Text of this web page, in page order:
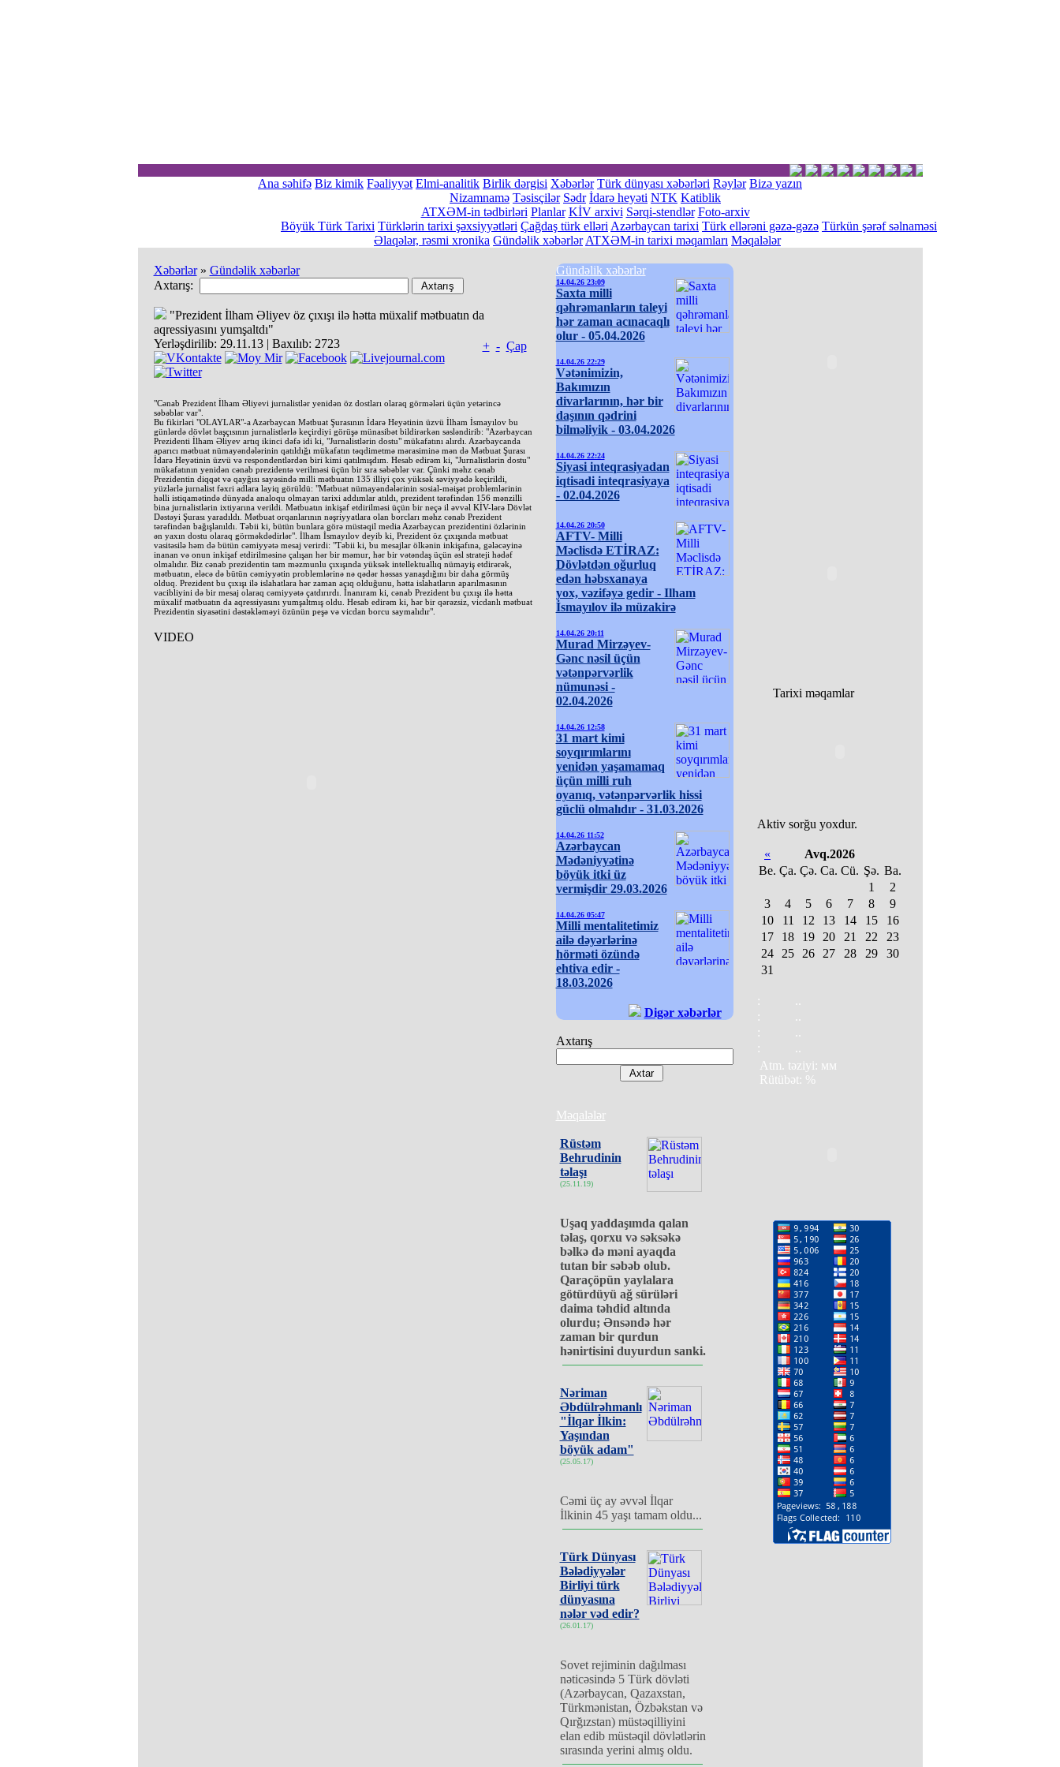
Ana səhifə Biz kimik Fəaliyyət Elmi-analitik Birlik dərgisi Xəbərlər Türk dünyası xəbərləri Rəylər Bizə yazın
Nizamnamə Təsisçilər Sədr İdarə heyəti NTK Katiblik
ATXƏM-in tədbirləri Planlar KİV arxivi Sərqi-stendlər Foto-arxiv
Böyük Türk Tarixi Türklərin tarixi şəxsiyyətləri Çağdaş türk elləri Azərbaycan tarixi Türk ellərəni gəzə-gəzə Türkün şərəf səlnaməsi
Əlaqələr, rəsmi xronika Gündəlik xəbərlər ATXƏM-in tarixi məqamları Məqalələr
Xəbərlər» Gündəlik xəbərlər
Axtarış:
"Prezident İlham Əliyev öz çıxışı ilə hətta müxalif mətbuatın da
aqressiyasını yumşaltdı"
+ - Çap
Yerləşdirilib: 29.11.13 | Baxılıb: 2723
"Cənab Prezident İlham Əliyevi jurnalistlər yenidən öz dostları olaraq görmələri üçün yetərincə
səbəblər var".
Bu fikirləri "OLAYLAR"-a Azərbaycan Mətbuat Şurasının İdarə Heyətinin üzvü İlham İsmayılov bu
günlərdə dövlət başçısının jurnalistlərlə keçirdiyi görüşə münasibət bildirərkən səsləndirib: "Azərbaycan
Prezidenti İlham Əliyev artıq ikinci dəfə idi ki, "Jurnalistlərin dostu" mükafatını alırdı. Azərbaycanda
aparıcı mətbuat nümayəndələrinin qatıldığı mükafatın təqdimetmə mərasiminə mən də Mətbuat Şurası
İdarə Heyətinin üzvü və respondentlərdən biri kimi qatılmışdım. Hesab edirəm ki, "Jurnalistlərin dostu"
mükafatının yenidən cənab prezidentə verilməsi üçün bir sıra səbəblər var. Çünki məhz cənab
Prezidentin diqqət və qayğısı sayəsində milli mətbuatın 135 illiyi çox yüksək səviyyədə keçirildi,
yüzlərlə jurnalist fəxri adlara layiq görüldü: "Mətbuat nümayəndələrinin sosial-məişət problemlərinin
həlli istiqamətində dünyada analoqu olmayan tarixi addımlar atıldı, prezident tərəfindən 156 mənzilli
bina jurnalistlərin ixtiyarına verildi. Mətbuatın inkişaf etdirilməsi üçün bir neçə il əvvəl KİV-lərə Dövlət
Dəstəyi Şurası yaradıldı. Mətbuat orqanlarının nəşriyyatlara olan borcları məhz cənab Prezident
tərəfindən bağışlanıldı. Təbii ki, bütün bunlara görə müstəqil media Azərbaycan prezidentini özlərinin
ən yaxın dostu olaraq görməkdədirlər". İlham İsmayılov deyib ki, Prezident öz çıxışında mətbuat
vasitəsilə həm də bütün cəmiyyətə mesaj verirdi: "Təbii ki, bu mesajlar ölkənin inkişafına, gələcəyinə
inanan və onun inkişaf etdirilməsinə çalışan hər bir məmur, hər bir vətəndaş üçün əsl strateji hədəf
olmalıdır. Biz cənab prezidentin tam məzmunlu çıxışında yüksək intellektuallıq nümayiş etdirərək,
mətbuatın, eləcə də bütün cəmiyyətin problemlərinə nə qədər həssas yanaşdığını bir daha görmüş
olduq. Prezident bu çıxışı ilə islahatlara hər zaman açıq olduğunu, hətta islahatların aparılmasının
vacibliyini də bir mesaj olaraq cəmiyyətə çatdırırdı. İnanıram ki, cənab Prezident bu çıxışı ilə hətta
müxalif mətbuatın da aqressiyasını yumşaltmış oldu. Hesab edirəm ki, hər bir qərəzsiz, vicdanlı mətbuat
Prezidentin siyasətini dəstəkləməyi özünün peşə və vicdan borcu saymalıdır".
VIDEO
Gündəlik xəbərlər
14.04.26 23:09
Saxta milli
qəhrəmanların taleyi
hər zaman acınacaqlı
olur - 05.04.2026
14.04.26 22:29
Vətənimizin,
Bakımızın
divarlarının, hər bir
daşının qədrini
bilməliyik - 03.04.2026
14.04.26 22:24
Siyasi inteqrasiyadan
iqtisadi inteqrasiyaya
- 02.04.2026
14.04.26 20:50
AFTV- Milli
Məclisdə ETİRAZ:
Dövlətdən oğurluq
edən həbsxanaya
yox, vəzifəyə gedir - Ilham
İsmayılov ilə müzakirə
14.04.26 20:11
Murad Mirzəyev-
Gənc nəsil üçün
vətənpərvərlik
nümunəsi -
02.04.2026
14.04.26 12:58
31 mart kimi
soyqırımlarını
yenidən yaşamamaq
üçün milli ruh
oyanıq, vətənpərvərlik hissi
güclü olmalıdır - 31.03.2026
14.04.26 11:52
Azərbaycan
Mədəniyyətinə
böyük itki üz
vermişdir 29.03.2026
14.04.26 05:47
Milli mentalitetimiz
ailə dəyərlərinə
hörməti özündə
ehtiva edir -
18.03.2026
Digər xəbərlər
Axtarış
Məqalələr
Rüstəm
Behrudinin
təlaşı
(25.11.19)
Uşaq yaddaşımda qalan
təlaş, qorxu və səksəkə
bəlkə də məni ayaqda
tutan bir səbəb olub.
Qaraçöpün yaylalara
götürdüyü ağ sürüləri
daima təhdid altında
olurdu; Ənsəndə hər
zaman bir qurdun
hənirtisini duyurdun sanki.
Nəriman
Əbdülrəhmanlı
"İlqar İlkin:
Yaşından
böyük adam"
(25.05.17)
Cəmi üç ay əvvəl İlqar
İlkinin 45 yaşı tamam oldu...
Türk Dünyası
Bələdiyyələr
Birliyi türk
dünyasına
nələr vəd edir?
(26.01.17)
Sovet rejiminin dağılması
nəticəsində 5 Türk dövləti
(Azərbaycan, Qazaxstan,
Türkmənistan, Özbəkstan və
Qırğızstan) müstəqilliyini
elan edib müstəqil dövlətlərin
sırasında yerini almış oldu.
Tarixi məqamlar
Aktiv sorğu yoxdur.
«
Avq.2026
Be. Ça. Çə. Ca. Cü. Şə. Ba.
1
2
3
4 5 6 7 8
9
10
11 12 13 14 15
16
17
18 19 20 21 22
23
24
25 26 27 28 29
30
31
:
:
:
:
Atm. təziyi: мм
Rütübət: %